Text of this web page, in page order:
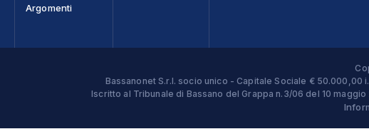
Argomenti
Bassanonet S.r.l. socio unico - Capitale Sociale €
Iscritto al Tribunale di Bassano del Grappa n.3/06 del 10